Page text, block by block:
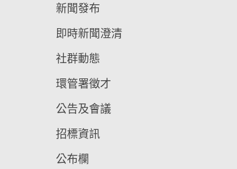
新聞發布
即時新聞澄清
社群動態
環管署徵才
公告及會議
招標資訊
公布欄